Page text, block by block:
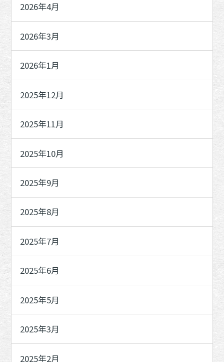
2026年4月
2026年3月
2026年1月
2025年12月
2025年11月
2025年10月
2025年9月
2025年8月
2025年7月
2025年6月
2025年5月
2025年3月
2025年2月